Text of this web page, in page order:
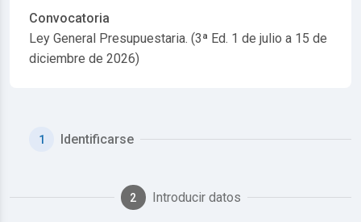
Convocatoria
Ley General Presupuestaria. (3ª Ed. 1 de julio a 15 de
diciembre de 2026)
1 Identificarse
2 Introducir datos